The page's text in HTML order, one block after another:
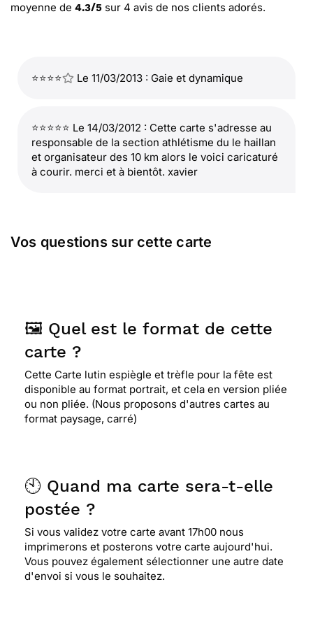
moyenne de 4.3/5 sur 4 avis de nos clients adorés.
⭐⭐⭐⭐ Le 11/03/2013 : Gaie et dynamique
⭐⭐⭐⭐⭐ Le 14/03/2012 : Cette carte s'adresse au
responsable de la section athlétisme du le haillan
et organisateur des 10 km alors le voici caricaturé
à courir. merci et à bientôt. xavier
Vos questions sur cette carte
🖼️ Quel est le format de cette
carte ?
Cette Carte lutin espiègle et trèfle pour la fête est
disponible au format portrait, et cela en version pliée
ou non pliée. (Nous proposons d'autres cartes au
format paysage, carré)
🕙 Quand ma carte sera-t-elle
postée ?
Si vous validez votre carte avant 17h00 nous
imprimerons et posterons votre carte aujourd'hui.
Vous pouvez également sélectionner une autre date
d'envoi si vous le souhaitez.